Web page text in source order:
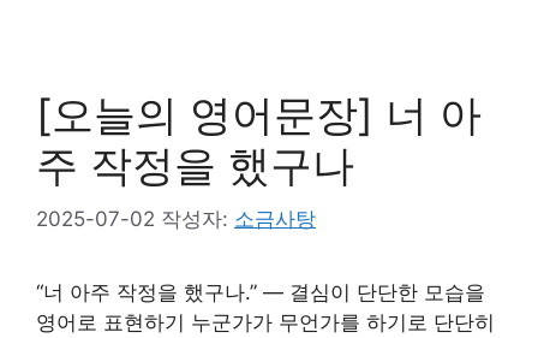
[오늘의 영어문장] 너 아
주 작정을 했구나
2025-07-02 작성자: 소금사탕
“너 아주 작정을 했구나.” — 결심이 단단한 모습을
영어로 표현하기 누군가가 무언가를 하기로 단단히